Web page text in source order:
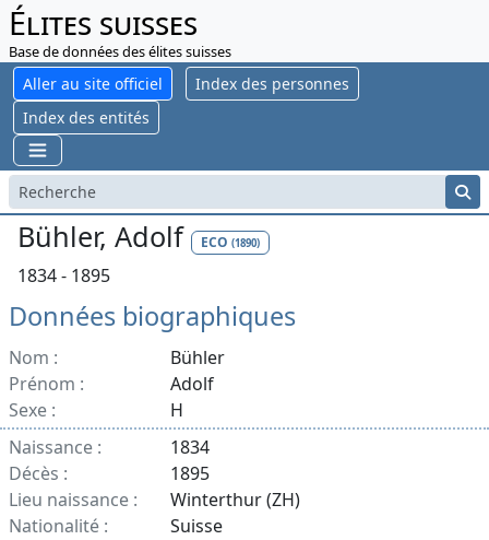
Élites suisses
Base de données des élites suisses
Aller au site officiel
Index des personnes
Index des entités
Bühler, Adolf ECO (1890)
1834 - 1895
Données biographiques
Nom :
Bühler
Prénom :
Adolf
Sexe :
H
Naissance :
1834
Décès :
1895
Lieu naissance :
Winterthur (ZH)
Nationalité :
Suisse